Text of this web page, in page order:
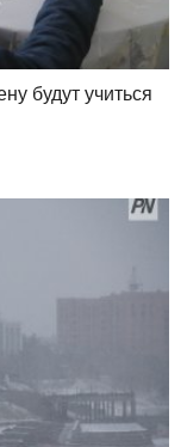
будут учиться